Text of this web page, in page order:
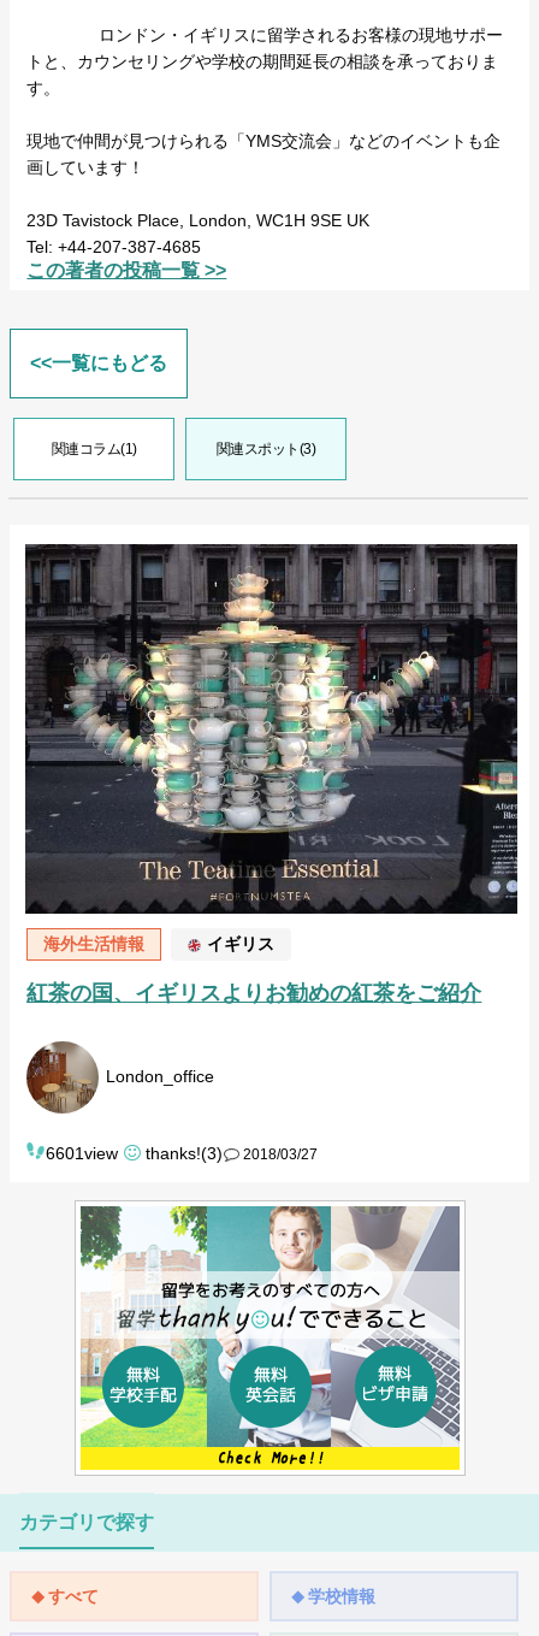
ロンドン・イギリスに留学されるお客様の現地サポー
トと、カウンセリングや学校の期間延長の相談を承っておりま
す。
現地で仲間が見つけられる「YMS交流会」などのイベントも企
画しています！
23D Tavistock Place, London, WC1H 9SE UK
Tel: +44-207-387-4685
この著者の投稿一覧 >>
<<一覧にもどる
関連コラム(1) 関連スポット(3)
海外生活情報 イギリス
紅茶の国、イギリスよりお勧めの紅茶をご紹介
London_office
6601view thanks!(3) 2018/03/27
カテゴリで探す
すべて 学校情報